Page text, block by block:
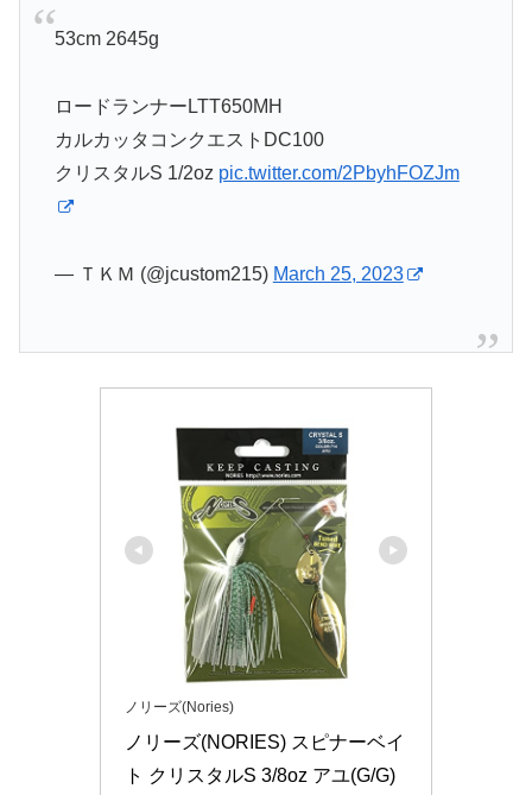
53cm 2645g
ロードランナーLTT650MH
カルカッタコンクエストDC100
クリスタルS 1/2oz pic.twitter.com/2PbyhFOZJm
— ＴＫＭ (@jcustom215) March 25, 2023
ノリーズ(Nories)
ノリーズ(NORIES) スピナーベイ
ト クリスタルS 3/8oz アユ(G/G)